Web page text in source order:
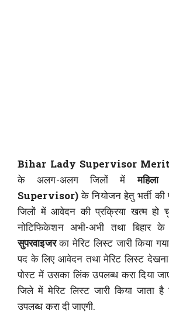
Bihar Lady Supervisor
के अलग-अलग जिलों मेंमहिला
Supervisor)के नियोजन हेतु भर्ती की
जिलों में आवेदन की प्रक्रिया खत्म
नोटिफिकेशन अभी-अभी तथा
सुपरवाइजरका मेरिट लिस्ट जारी किया
पद के लिए आवेदन तथा मेरिट लिस्ट देखना
पोस्ट में उसका लिंक उपलब्ध करा दिया
जिले में मेरिट लिस्ट जारी किया जाता है
उपलब्ध करा दी जाएगी.